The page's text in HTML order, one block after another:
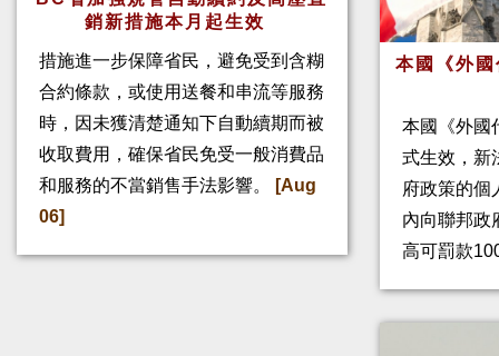
銷新措施本月起生效
措施進一步保障省民，避免受到含糊
合約條款，或使用送餐和串流等服務
時，因未獲清楚通知下自動續期而被
收取費用，確保省民免受一般消費品
和服務的不當銷售手法影響。
[Aug
06]
本國《外
本國《外國
式生效，新
府政策的個
內向聯邦政
高可罰款